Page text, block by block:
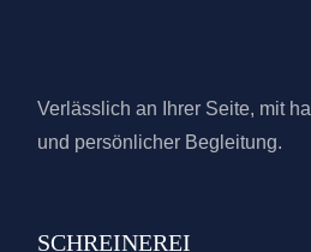
Verlässlich an Ihrer Seite, mit
und persönlicher Begleitung.
SCHREINEREI